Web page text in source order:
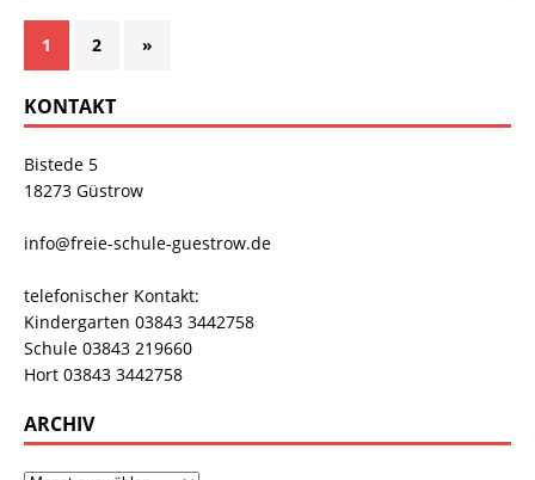
1 2 »
KONTAKT
Bistede 5
18273 Güstrow
info@freie-schule-guestrow.de
telefonischer Kontakt:
Kindergarten 03843 3442758
Schule 03843 219660
Hort 03843 3442758
ARCHIV